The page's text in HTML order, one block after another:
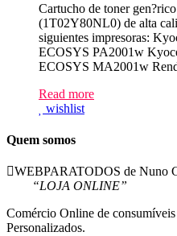
Cartucho de toner
(1T02Y80NL0) de alta
siguientes impresoras:
ECOSYS PA2001w
ECOSYS MA2001w
Read more
wishlist
Quem somos
WEBPARATODOS de Nuno
“LOJA ONLINE”
Comércio Online de
Personalizados.